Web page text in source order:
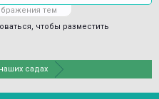
тем
чтобы разместить
садах